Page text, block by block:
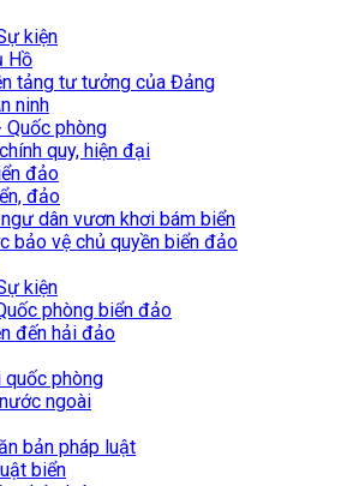
kiện
Hồ
tảng tư tưởng của Đảng
ninh
Quốc phòng
quy, hiện đại
đảo
đảo
dân vươn khơi bám biển
bảo vệ chủ quyền biển đảo
kiện
phòng biển đảo
đến hải đảo
phòng
ngoài
bản pháp luật
biển